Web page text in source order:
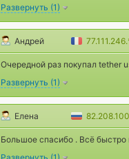
Развернуть (1)
Андрей
Очередной раз покупал tether
Развернуть (1)
Елена
Большое спасибо . Всё быстро